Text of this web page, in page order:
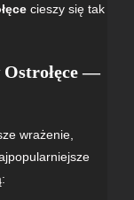
cieszy się tak
—
wrażenie,